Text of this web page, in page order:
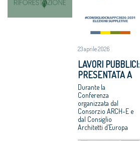
Equo
compenso, il
Corte Europea
dei Diritti
dell’Uomo
Professioni:
architetti,
internazionaliz
zazione e
innovazione
23 aprile 2026
LAVORI PUBBLICI:
PRESENTATA A
BRUXELLES LA
RICERCA CNAPPC
“DOPO IL
PROGETTO”
Durante la
Conferenza
organizzata dal
Consorzio ARCH-E e
dal Consiglio
Architetti d’Europa